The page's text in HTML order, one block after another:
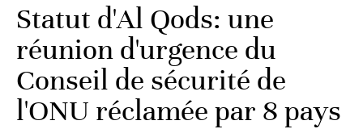
Statut d'Al Qods: une
réunion d'urgence du
Conseil de sécurité de
l'ONU réclamée par 8 pays